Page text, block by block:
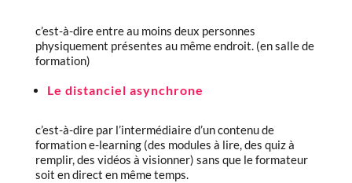
c’est-à-dire entre au moins deux personnes
physiquement présentes au même endroit. (en salle de
formation)
Le distanciel asynchrone
c’est-à-dire par l’intermédiaire d’un contenu de
formation e-learning (des modules à lire, des quiz à
remplir, des vidéos à visionner) sans que le formateur
soit en direct en même temps.